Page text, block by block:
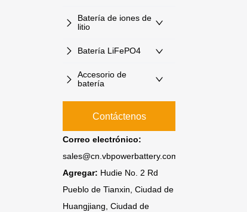
Batería de iones de
litio
Batería LiFePO4
Accesorio de
batería
Contáctenos
Correo electrónico:
sales@cn.vbpowerbattery.com
Agregar: Hudie No. 2 Rd
Pueblo de Tianxin, Ciudad de
Huangjiang, Ciudad de